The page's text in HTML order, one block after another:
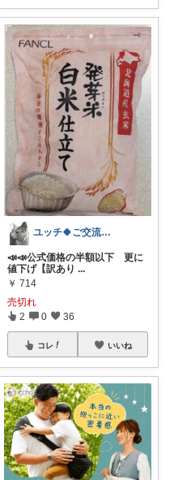
ユッチ🍀ご交流感謝です🍀
📣📣公式価格の半額以下 更に
値下げ【訳あり ...
￥ 714
売切れ
2 0 36
コレ いいね